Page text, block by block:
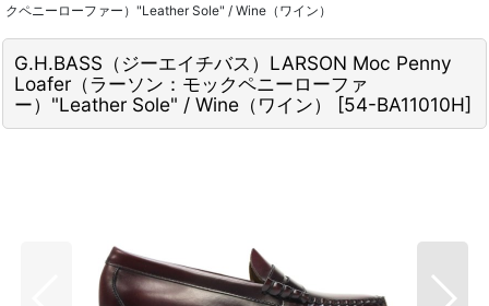
クペニーローファー）"Leather Sole" / Wine（ワイン）
G.H.BASS（ジーエイチバス）LARSON Moc Penny
Loafer（ラーソン：モックペニーローファ
ー）"Leather Sole" / Wine（ワイン）
[54-BA11010H]